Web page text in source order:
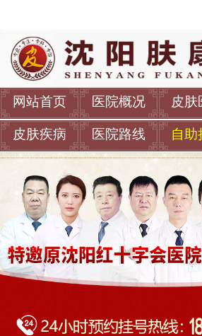
网站首页 医院概况 皮肤
皮肤疾病 医院路线 自助